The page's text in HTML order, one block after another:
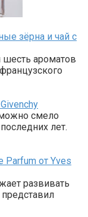
зёрна и чай с
шесть ароматов
смело
лет.
Parfum от Yves
развивать